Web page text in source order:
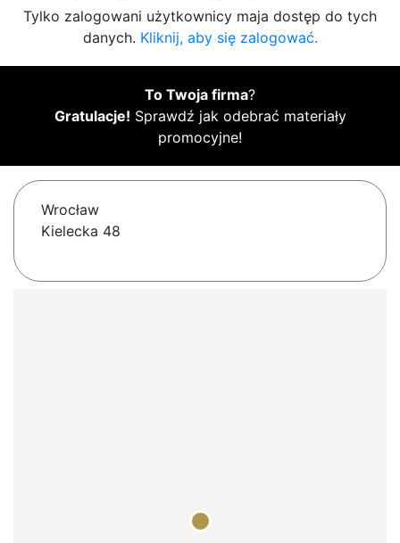
Tylko zalogowani użytkownicy maja dostęp do tych
danych. Kliknij, aby się zalogować.
To Twoja firma?
Gratulacje! Sprawdź jak odebrać materiały
promocyjne!
Wrocław
Kielecka 48